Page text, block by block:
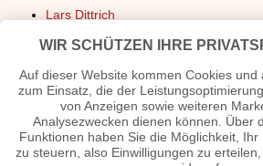
Lars Dittrich
Anneke Dürkopp
Laura Di Salvo
Anton Drexler
Kirsten Dunst
Uschi Dämmrich von Luttitz